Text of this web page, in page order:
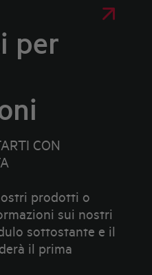
per
CON
prodotti o
sui nostri
sottostante e il
il prima